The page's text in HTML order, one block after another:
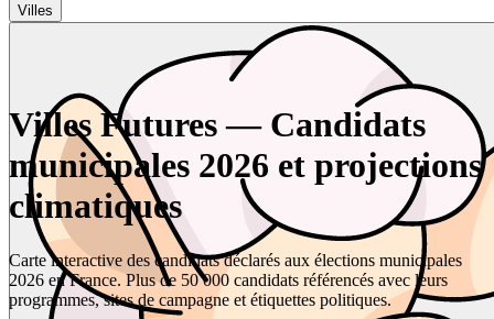
Villes
Villes Futures — Candidats
municipales 2026 et projections
climatiques
Carte interactive des candidats déclarés aux élections municipales
2026 en France. Plus de 50 000 candidats référencés avec leurs
programmes, sites de campagne et étiquettes politiques.